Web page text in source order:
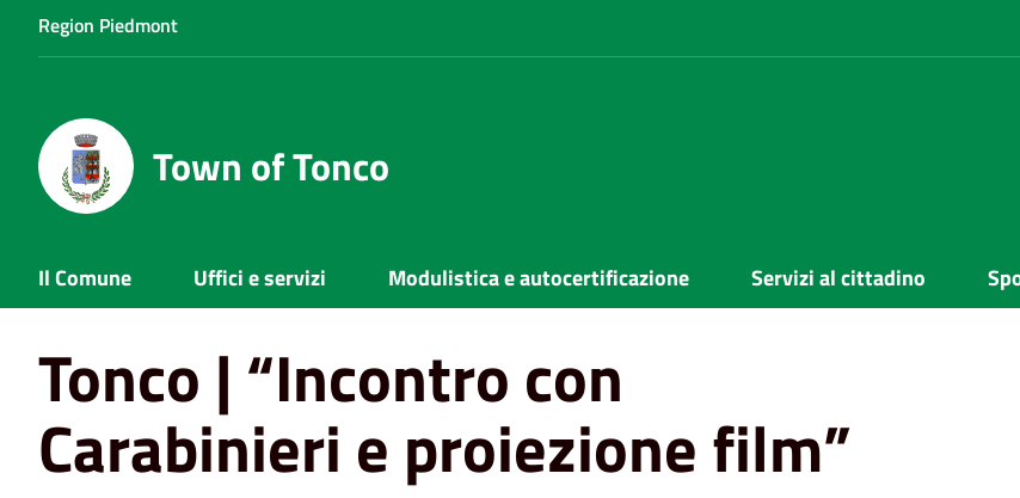
Region Piedmont
Town of Tonco
Il Comune Uffici e servizi Modulistica e autocertificazione Servizi al cittadino
Home Eventi Tonco | “Incontro con Carabinieri e proiezione film”
Tonco | “Incontro con
Carabinieri e proiezione film”